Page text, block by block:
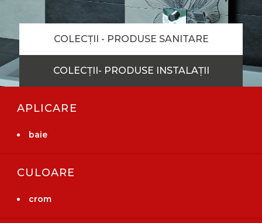
COLECȚII - PRODUSE SANITARE
COLECȚII- PRODUSE INSTALAȚII
APLICARE
baie
CULOARE
crom